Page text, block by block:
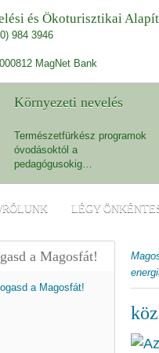
és Ökoturisztikai
984 3946
MagNet Bank
Környezeti nevelés
Természetfürkész programok
óvodásoktól a
pedagógusokig…
RÓLUNK LÉGY
a Magosfát!